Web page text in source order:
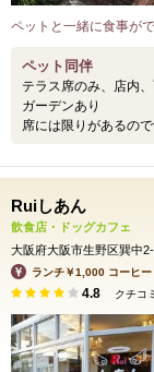
ペットと一緒に食事が
ペット同伴
テラス席のみ、店内
ガーデンあり
席には限りがあるの
Ruiしあん
飲食店・ドッグカフェ
大阪府大阪市生野区巽中
ランチ￥1,000 コーヒ
4.8 クチコミ